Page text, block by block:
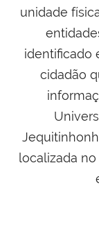
unidade
identificado
cidadão
localizada